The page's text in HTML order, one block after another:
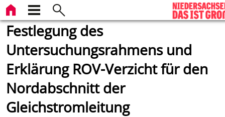
Festlegung des
Untersuchungsrahmens und
Erklärung ROV-Verzicht für den
Nordabschnitt der
Gleichstromleitung